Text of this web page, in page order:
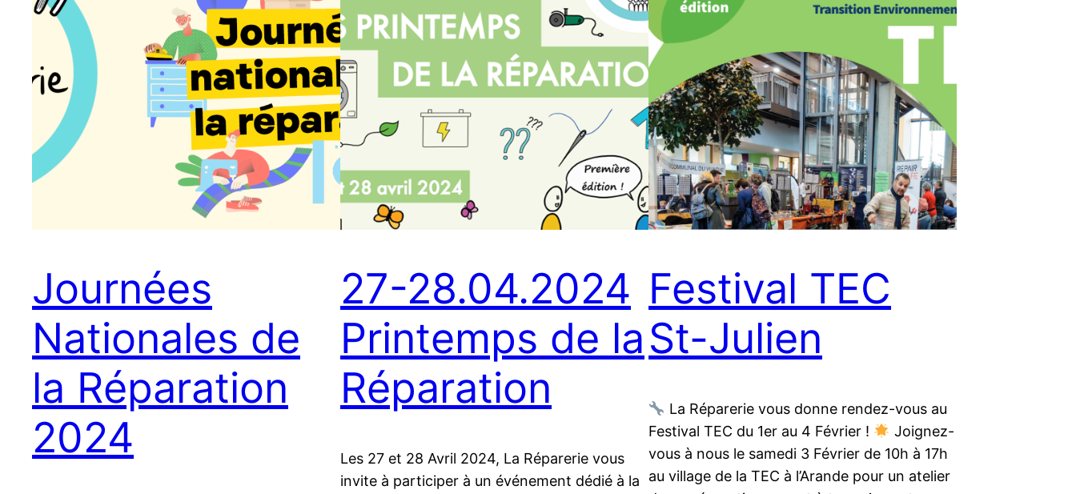
Journées
Nationales de
la Réparation
2024
27-28.04.2024
Printemps de la
Réparation
Les 27 et 28 Avril 2024, La Réparerie vous
invite à participer à un événement dédié à la
Festival TEC
St-Julien
La Réparerie vous donne rendez-vous au
Festival TEC du 1er au 4 Février !
Joignez-
vous à nous le samedi 3 Février de 10h à 17h
au village de la TEC à l’Arande pour un atelier